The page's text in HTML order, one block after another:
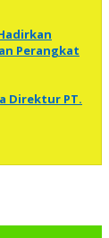
Perangkat
Direktur PT.